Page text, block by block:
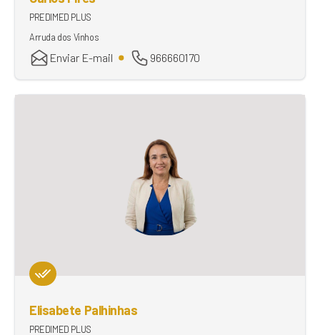
PREDIMED PLUS
Arruda dos Vinhos
Enviar E-mail 966660170
Elisabete Palhinhas
PREDIMED PLUS